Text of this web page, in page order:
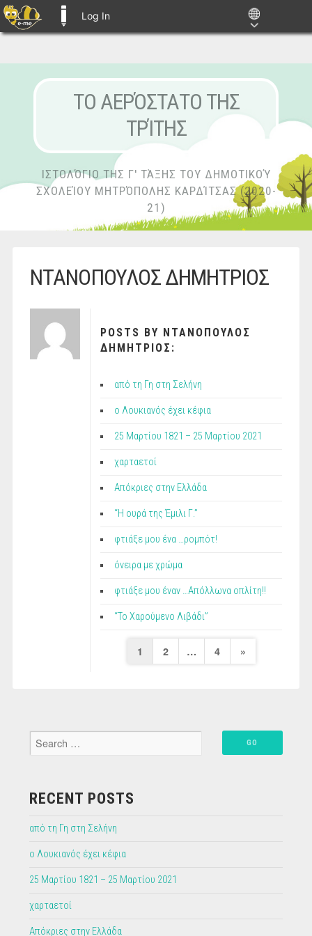
Log In
ΤΟ ΑΕΡΌΣΤΑΤΟ ΤΗΣ
ΤΡΊΤΗΣ
ΙΣΤΟΛΌΓΙΟ ΤΗΣ Γ' ΤΆΞΗΣ ΤΟΥ ΔΗΜΟΤΙΚΟΎ
ΣΧΟΛΕΊΟΥ ΜΗΤΡΌΠΟΛΗΣ ΚΑΡΔΊΤΣΑΣ (2020-
21)
ΝΤΑΝΟΠΟΥΛΟΣ ΔΗΜΗΤΡΙΟΣ
POSTS BY ΝΤΑΝΟΠΟΥΛΟΣ
ΔΗΜΗΤΡΙΟΣ:
από τη Γη στη Σελήνη
ο Λουκιανός έχει κέφια
25 Μαρτίου 1821 – 25 Μαρτίου 2021
χαρταετοί
Απόκριες στην Ελλάδα
“Η ουρά της Έμιλι Γ.”
φτιάξε μου ένα …ρομπότ!
όνειρα με χρώμα
φτιάξε μου έναν …Απόλλωνα οπλίτη!!
“Το Χαρούμενο Λιβάδι”
Posts
1 2 … 4
Next
»
RECENT POSTS
από τη Γη στη Σελήνη
ο Λουκιανός έχει κέφια
25 Μαρτίου 1821 – 25 Μαρτίου 2021
χαρταετοί
Απόκριες στην Ελλάδα